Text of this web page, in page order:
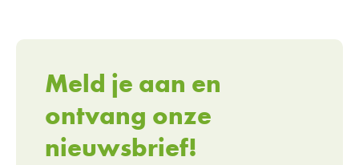
Meld je aan en
ontvang onze
nieuwsbrief!